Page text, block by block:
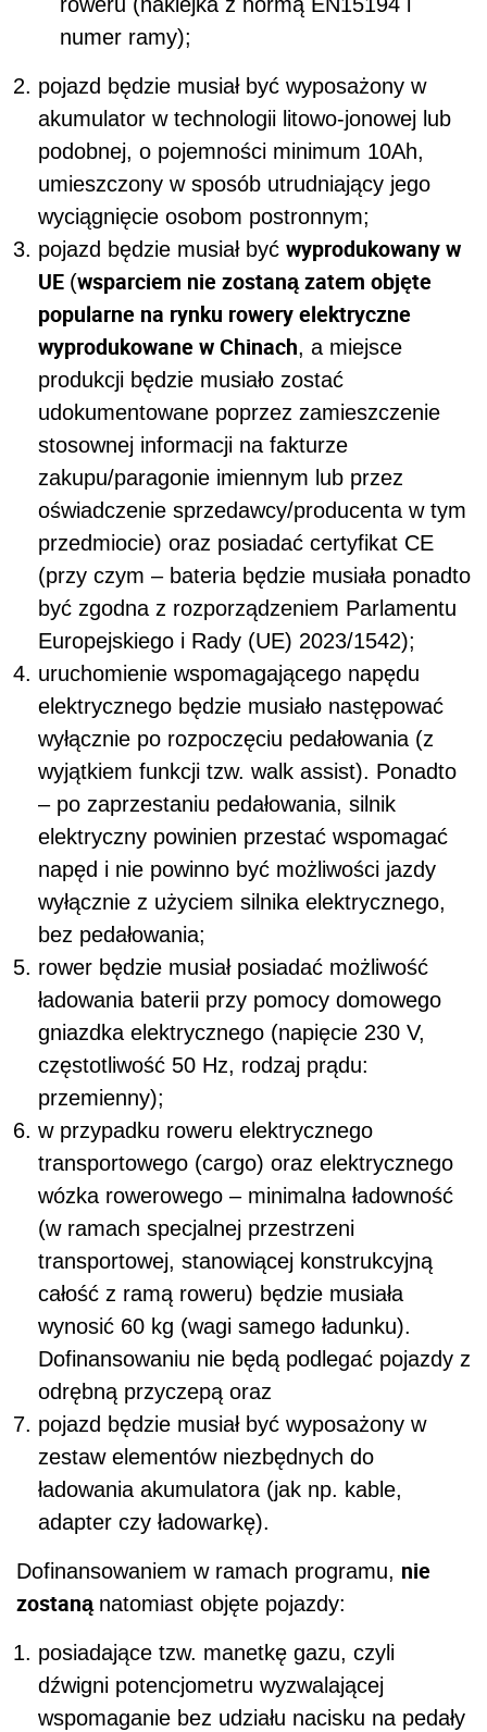
numer ramy);
pojazd będzie musiał być wyposażony w
akumulator w technologii litowo-jonowej lub
podobnej, o pojemności minimum 10Ah,
umieszczony w sposób utrudniający jego
wyciągnięcie osobom postronnym;
pojazd będzie musiał być wyprodukowany w
UE (wsparciem nie zostaną zatem objęte
popularne na rynku rowery elektryczne
wyprodukowane w Chinach, a miejsce
produkcji będzie musiało zostać
udokumentowane poprzez zamieszczenie
stosownej informacji na fakturze
zakupu/paragonie imiennym lub przez
oświadczenie sprzedawcy/producenta w tym
przedmiocie) oraz posiadać certyfikat CE
(przy czym – bateria będzie musiała ponadto
być zgodna z rozporządzeniem Parlamentu
Europejskiego i Rady (UE) 2023/1542);
uruchomienie wspomagającego napędu
elektrycznego będzie musiało następować
wyłącznie po rozpoczęciu pedałowania (z
wyjątkiem funkcji tzw. walk assist). Ponadto
– po zaprzestaniu pedałowania, silnik
elektryczny powinien przestać wspomagać
napęd i nie powinno być możliwości jazdy
wyłącznie z użyciem silnika elektrycznego,
bez pedałowania;
rower będzie musiał posiadać możliwość
ładowania baterii przy pomocy domowego
gniazdka elektrycznego (napięcie 230 V,
częstotliwość 50 Hz, rodzaj prądu:
przemienny);
w przypadku roweru elektrycznego
transportowego (cargo) oraz elektrycznego
wózka rowerowego – minimalna ładowność
(w ramach specjalnej przestrzeni
transportowej, stanowiącej konstrukcyjną
całość z ramą roweru) będzie musiała
wynosić 60 kg (wagi samego ładunku).
Dofinansowaniu nie będą podlegać pojazdy z
odrębną przyczepą oraz
pojazd będzie musiał być wyposażony w
zestaw elementów niezbędnych do
ładowania akumulatora (jak np. kable,
adapter czy ładowarkę).
Dofinansowaniem w ramach programu, nie
zostaną natomiast objęte pojazdy:
posiadające tzw. manetkę gazu, czyli
dźwigni potencjometru wyzwalającej
wspomaganie bez udziału nacisku na pedały